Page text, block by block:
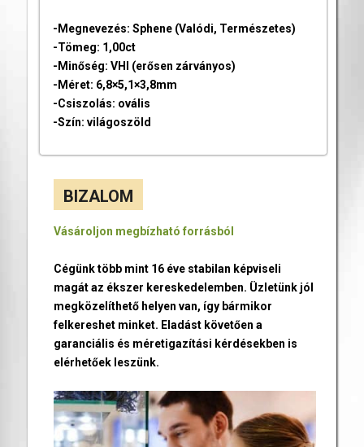
-Megnevezés: Sphene (Valódi, Természetes)
-Tömeg: 1,00ct
-Minőség: VHI (erősen zárványos)
-Méret: 6,8×5,1×3,8mm
-Csiszolás: ovális
-Szín: világoszöld
BIZALOM
Vásároljon megbízható forrásból
Cégünk több mint 16 éve stabilan képviseli
magát az ékszer kereskedelemben. Üzletünk jól
megközelíthető helyen van, így bármikor
felkereshet minket. Eladást követően a
garanciális és méretigazítási kérdésekben is
elérhetőek leszünk.